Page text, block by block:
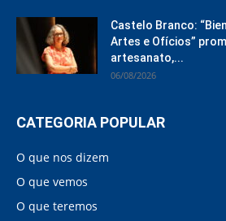
Castelo Branco:
Artes e Ofícios”
artesanato,...
06/08/2026
CATEGORIA POPULAR
O que nos dizem
O que vemos
O que teremos